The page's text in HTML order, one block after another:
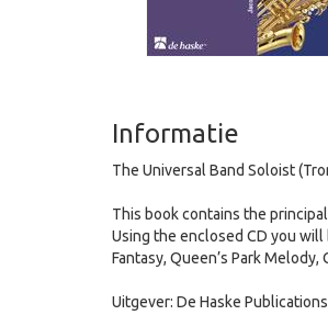
Informatie
The Universal Band Soloist
This book contains the
Using the enclosed CD you
Fantasy, Queen’s Park Melody,
Uitgever: De Haske